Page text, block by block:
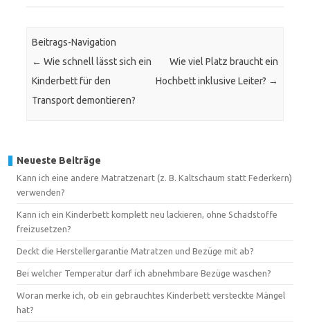
Beitrags-Navigation
← Wie schnell lässt sich ein
Kinderbett für den
Transport demontieren?
Wie viel Platz braucht ein
Hochbett inklusive Leiter? →
Neueste Beiträge
Kann ich eine andere Matratzenart (z. B. Kaltschaum statt Federkern)
verwenden?
Kann ich ein Kinderbett komplett neu lackieren, ohne Schadstoffe
freizusetzen?
Deckt die Herstellergarantie Matratzen und Bezüge mit ab?
Bei welcher Temperatur darf ich abnehmbare Bezüge waschen?
Woran merke ich, ob ein gebrauchtes Kinderbett versteckte Mängel
hat?